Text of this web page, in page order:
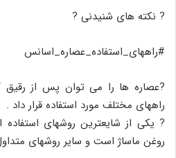
? نکته های شنیدنی ?
#راههای_استفاده_عصاره_اسانس
?عصاره ها را می توان پس از
راههای مختلف مورد استفاده قرار داد .
? یکی از شایعترین روشهای
روغن ماساژ است و سایر روشهای